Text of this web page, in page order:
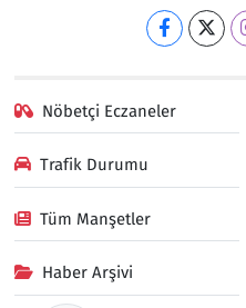
Nöbetçi Eczaneler
Trafik Durumu
Tüm Manşetler
Haber Arşivi